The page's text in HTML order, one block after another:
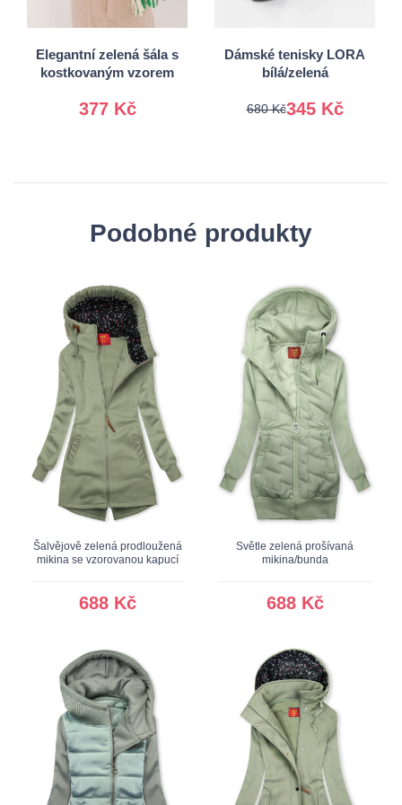
Elegantní zelená šála s
kostkovaným vzorem
377 Kč
Univerzální
Dámské tenisky LORA
bílá/zelená
345 Kč
680 Kč
Podobné produkty
Šalvějově zelená prodloužená
mikina se vzorovanou kapucí
688 Kč
Světle zelená prošívaná
mikina/bunda
688 Kč